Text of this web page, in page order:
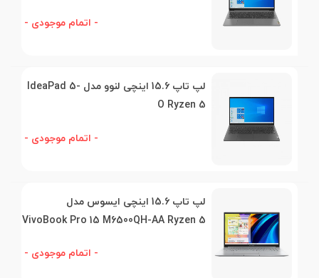
- اتمام موجودی -
لپ تاپ 15.6 اینچی لنوو مدل IdeaPad 5-
O Ryzen 5
- اتمام موجودی -
لپ تاپ 15.6 اینچی ایسوس مدل
VivoBook Pro 15 M6500QH-AA Ryzen 5
- اتمام موجودی -